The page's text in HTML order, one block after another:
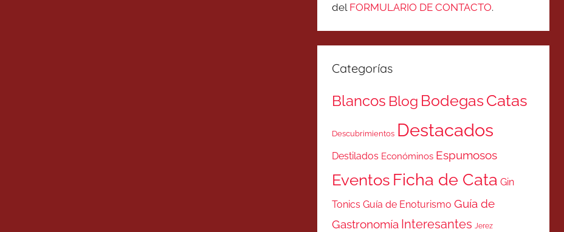
del FORMULARIO DE CONTACTO.
Categorías
Blancos Blog BodegasCatas
Descubrimientos Destacados
Destilados Económinos Espumosos
Eventos Ficha de Cata Gin
Tonics Guía de Enoturismo Guía de
Gastronomía Interesantes Jerez